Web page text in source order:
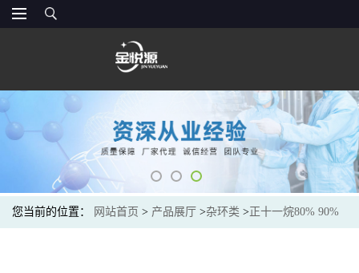
您当前的位置： 网站首页 > 产品展厅 >杂环类 > 正十一烷80% 90%